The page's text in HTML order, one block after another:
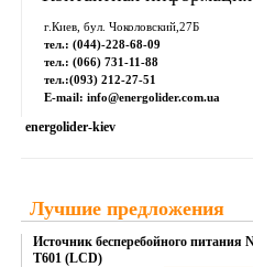
г.Киев, бул. Чоколовский,27Б
тел.: (044)-228-68-09
тел.: (066) 731-11-88
тел.:(093) 212-27-51
E-mail: info@energolider.com.ua
energolider-kiev
Лучшие предложения
Источник бесперебойного питания
T601 (LCD)